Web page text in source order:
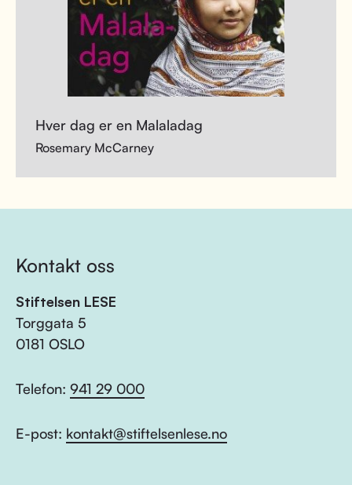
Hver dag er en Malaladag
Rosemary McCarney
Kontakt oss
Stiftelsen LESE
Torggata 5
0181 OSLO
Telefon: 941 29 000
E-post: kontakt@stiftelsenlese.no